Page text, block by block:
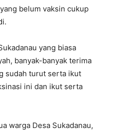
belum vaksin cukup
yang biasa
banyak-banyak terima
sudah turut serta ikut
ini dan ikut serta
warga Desa Sukadanau,